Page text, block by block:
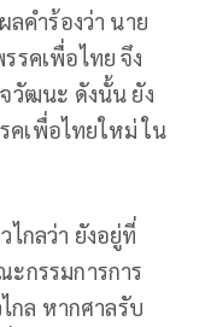
ลคำร้องว่า นาย
รคเพื่อไทย จึง
จวัฒนะ ดังนั้น ยัง
เพื่อไทยใหม่ ใน
ไกลว่า ยังอยู่ที่
กรรมการการ
กล หากศาลรับ